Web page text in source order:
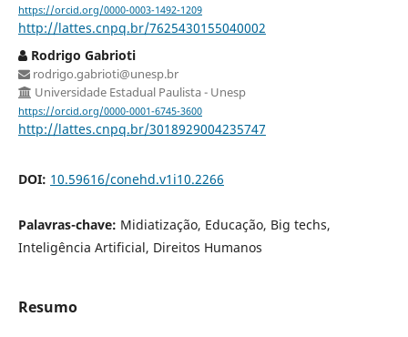
https://orcid.org/0000-0003-1492-1209
http://lattes.cnpq.br/7625430155040002
Rodrigo Gabrioti
rodrigo.gabrioti@unesp.br
Universidade Estadual Paulista - Unesp
https://orcid.org/0000-0001-6745-3600
http://lattes.cnpq.br/3018929004235747
DOI: 10.59616/conehd.v1i10.2266
Palavras-chave: Midiatização, Educação, Big techs,
Inteligência Artificial, Direitos Humanos
Resumo